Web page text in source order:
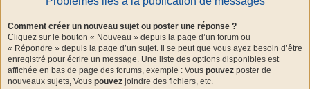
Comment créer un nouveau sujet ou poster une réponse ?
Cliquez sur le bouton « Nouveau » depuis la page d’un forum ou
« Répondre » depuis la page d’un sujet. Il se peut que vous ayez besoin d’être
enregistré pour écrire un message. Une liste des options disponibles est
affichée en bas de page des forums, exemple : Vous pouvez poster de
nouveaux sujets, Vous pouvez joindre des fichiers, etc.